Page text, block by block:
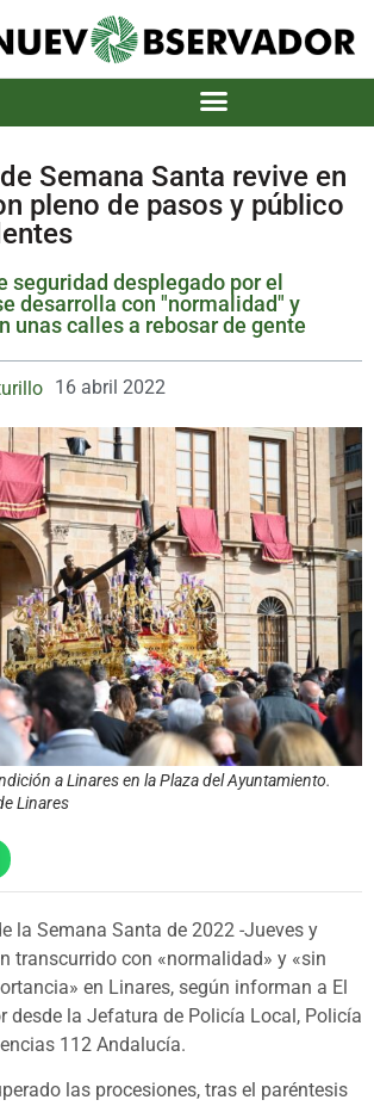
Semana Santa revive en
pleno de pasos y público
seguridad desplegado por el
desarrolla con "normalidad" y
unas calles a rebosar de gente
16 abril 2022
a Linares en la Plaza del Ayuntamiento.
Linares
la Semana Santa de 2022 -Jueves y
transcurrido con «normalidad» y «sin
en Linares, según informan a El
desde la Jefatura de Policía Local, Policía
112 Andalucía.
las procesiones, tras el paréntesis